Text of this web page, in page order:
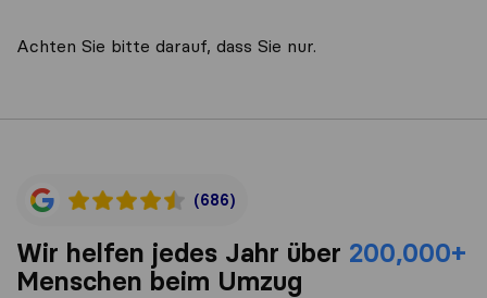
Achten Sie bitte darauf, dass Sie nur.
(686)
Wir helfen jedes Jahr über 200,000+
Menschen beim Umzug